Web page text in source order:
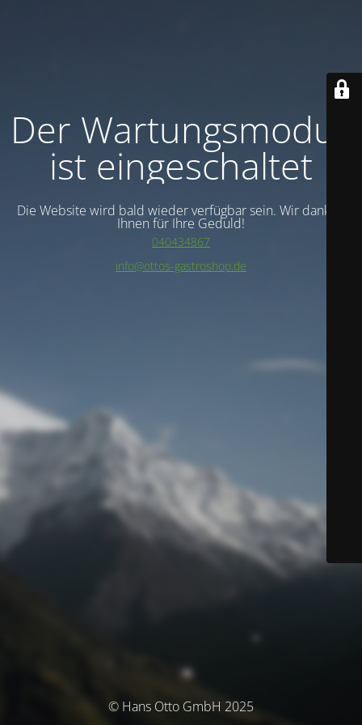
Der Wartungsmodus
ist eingeschaltet
Die Website wird bald wieder verfügbar sein. Wir danken
Ihnen für Ihre Geduld!
040434867
info@ottos-gastroshop.de
© Hans Otto GmbH 2025